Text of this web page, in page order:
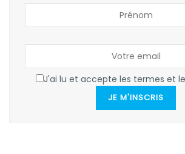
J'ai lu et accepte les termes et
JE M'INSCRIS